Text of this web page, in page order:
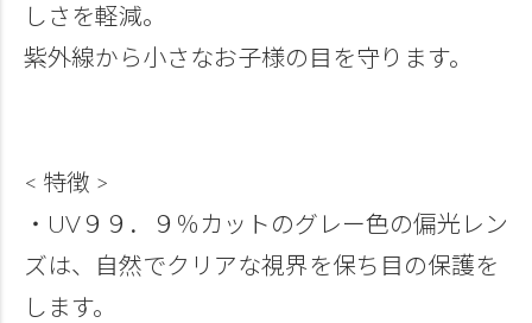
しさを軽減。
紫外線から小さなお子様の目を守ります。
< 特徴 >
・UV９９．９％カットのグレー色の偏光レン
ズは、自然でクリアな視界を保ち目の保護を
します。